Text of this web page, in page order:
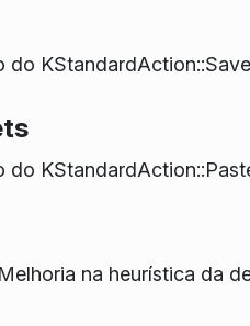
do
do
na heurística da